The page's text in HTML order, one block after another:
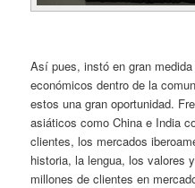
Así pues, instó en gran
económicos dentro de la
estos una gran oportunidad.
asiáticos como China e India
clientes, los mercados
historia, la lengua, los valores
millones de clientes en